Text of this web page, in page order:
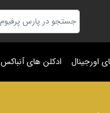
اورجینال ادکلن های آنباکس